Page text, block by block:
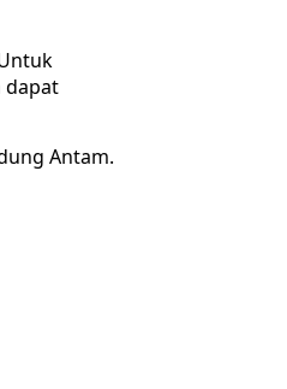
dapat
Antam.